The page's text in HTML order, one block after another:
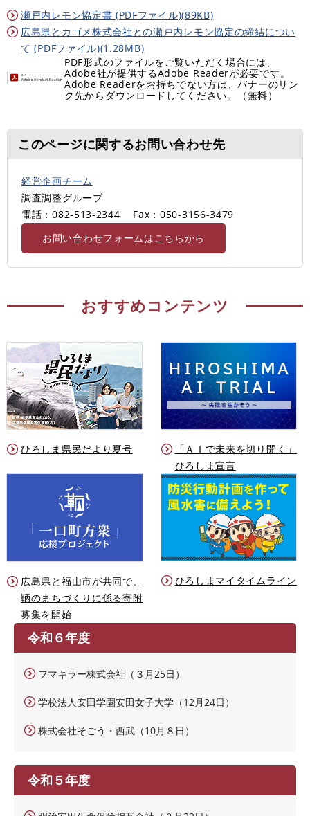
瀬戸内レモン協定書 (PDFファイル)(89KB)
広島県とカゴメ株式会社との瀬戸内レモン協定の締結につい
て (PDFファイル)(1.28MB)
PDF形式のファイルをご覧いただく場合には、
Adobe社が提供するAdobe Readerが必要です。
Adobe Readerをお持ちでない方は、バナーのリン
ク先からダウンロードしてください。（無料）
このページに関するお問い合わせ先
経営企画チーム
調査調整グループ
電話：082-513-2344
Fax：050-3156-3479
お問い合わせフォームはこちらから
おすすめコンテンツ
ひろしま県民だより夏号
「ＡＩで未来を切り開く」
ひろしま宣言
広島県と福山市が共同で、
鞆のまちづくりに係る寄附
募集を開始
ひろしまマイタイムライン
令和６年度
フマキラー株式会社（３月25日）
学校法人安田学園安田女子大学（12月24日）
株式会社そごう・西武（10月８日）
令和５年度